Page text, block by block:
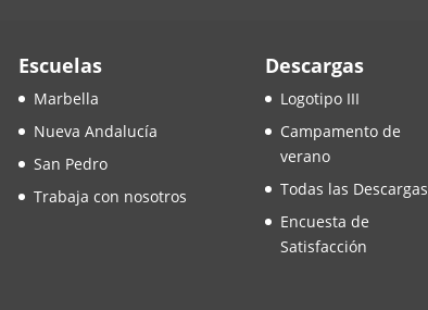
Escuelas
Marbella
Nueva Andalucía
San Pedro
Trabaja con nosotros
Descargas
Logotipo III
Campamento de
verano
Todas las Descargas
Encuesta de
Satisfacción